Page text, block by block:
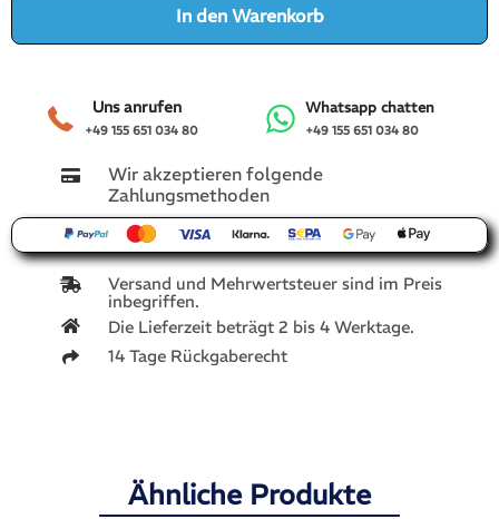
In den Warenkorb
+49 155 651 034 80
Uns anrufen
+49 155 651 034 80
Whatsapp chatten
Wir akzeptieren folgende
Zahlungsmethoden
Versand und Mehrwertsteuer sind im Preis
inbegriffen.
Die Lieferzeit beträgt 2 bis 4 Werktage.
14 Tage Rückgaberecht
Ähnliche Produkte